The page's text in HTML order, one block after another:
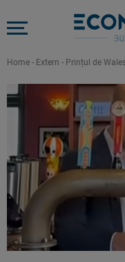
Home - Extern - Prințul de